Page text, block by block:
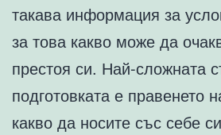
такава информация за
за това какво може да
престоя си. Най-сложната
подготовката е правенето
какво да носите със себе